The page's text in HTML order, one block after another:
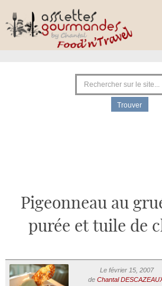
Pigeonneau au
purée et tuile de
Le février 15, 2007
de Chantal